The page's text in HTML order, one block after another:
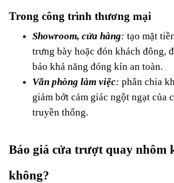
Trong công trình thương mại
Showroom, cửa hàng: tạo mặt
trưng bày hoặc đón khách đông,
bảo khả năng đóng kín an toàn.
Văn phòng làm việc: phân chia
giảm bớt cảm giác ngột ngạt của
truyền thống.
Báo giá cửa trượt quay nhôm
không?